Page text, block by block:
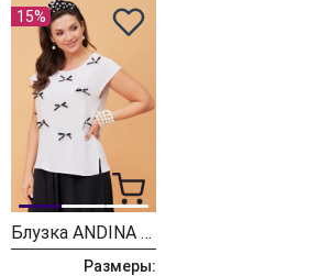
15%
Блузка ANDINA CITY 5018 белый
Размеры: